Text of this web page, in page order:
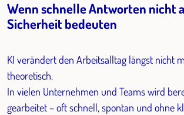
Wenn schnelle Antworten nicht
Sicherheit bedeuten
KI verändert den Arbeitsalltag längst nicht
theoretisch.
In vielen Unternehmen und Teams wird
gearbeitet – oft schnell, spontan und ohne